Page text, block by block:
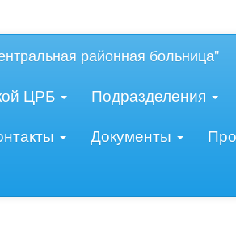
районная больница"
ЦРБ Подразделения
Документы